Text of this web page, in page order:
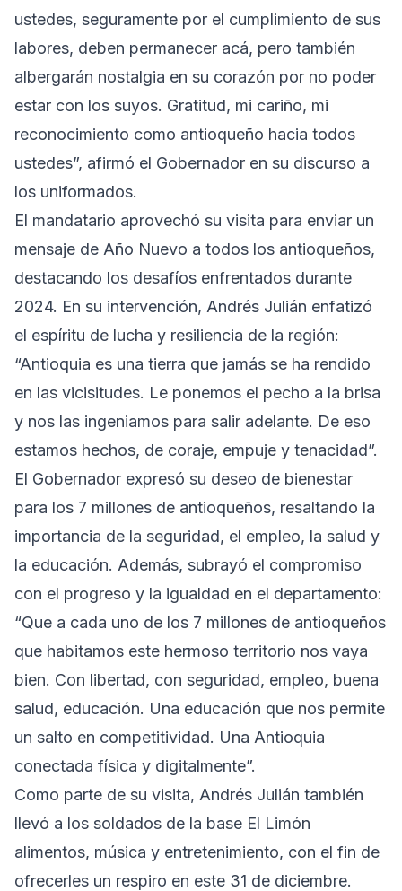
ustedes, seguramente por el cumplimiento de sus
labores, deben permanecer acá, pero también
albergarán nostalgia en su corazón por no poder
estar con los suyos. Gratitud, mi cariño, mi
reconocimiento como antioqueño hacia todos
ustedes”, afirmó el Gobernador en su discurso a
los uniformados.
El mandatario aprovechó su visita para enviar un
mensaje de Año Nuevo a todos los antioqueños,
destacando los desafíos enfrentados durante
2024. En su intervención, Andrés Julián enfatizó
el espíritu de lucha y resiliencia de la región:
“Antioquia es una tierra que jamás se ha rendido
en las vicisitudes. Le ponemos el pecho a la brisa
y nos las ingeniamos para salir adelante. De eso
estamos hechos, de coraje, empuje y tenacidad”.
El Gobernador expresó su deseo de bienestar
para los 7 millones de antioqueños, resaltando la
importancia de la seguridad, el empleo, la salud y
la educación. Además, subrayó el compromiso
con el progreso y la igualdad en el departamento:
“Que a cada uno de los 7 millones de antioqueños
que habitamos este hermoso territorio nos vaya
bien. Con libertad, con seguridad, empleo, buena
salud, educación. Una educación que nos permite
un salto en competitividad. Una Antioquia
conectada física y digitalmente”.
Como parte de su visita, Andrés Julián también
llevó a los soldados de la base El Limón
alimentos, música y entretenimiento, con el fin de
ofrecerles un respiro en este 31 de diciembre.